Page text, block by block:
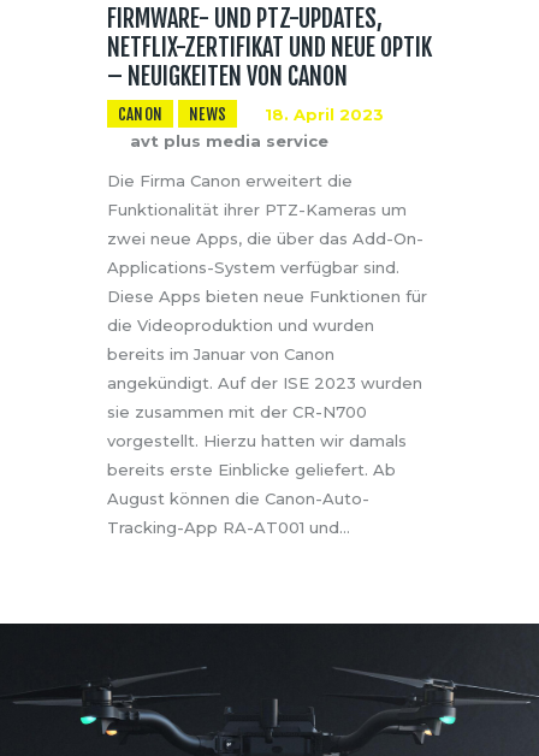
FIRMWARE- UND PTZ-UPDATES,
NETFLIX-ZERTIFIKAT UND NEUE OPTIK
– NEUIGKEITEN VON CANON
CANON NEWS
18. April 2023
avt plus media service
Die Firma Canon erweitert die
Funktionalität ihrer PTZ-Kameras um
zwei neue Apps, die über das Add-On-
Applications-System verfügbar sind.
Diese Apps bieten neue Funktionen für
die Videoproduktion und wurden
bereits im Januar von Canon
angekündigt. Auf der ISE 2023 wurden
sie zusammen mit der CR-N700
vorgestellt. Hierzu hatten wir damals
bereits erste Einblicke geliefert. Ab
August können die Canon-Auto-
Tracking-App RA-AT001 und…